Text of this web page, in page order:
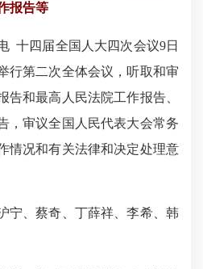
报告等
四届全国人大四次会议9日
行第二次全体会议，听取和审
告和最高人民法院工作报告、
，审议全国人民代表大会常务
情况和有关法律和决定处理意
、蔡奇、丁薛祥、李希、韩